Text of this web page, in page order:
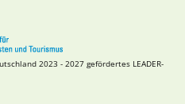
2023 - 2027 gefördertes LEADER-